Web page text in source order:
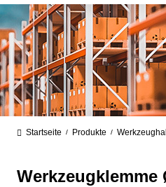
Startseite / Produkte /
Werkzeugklemme